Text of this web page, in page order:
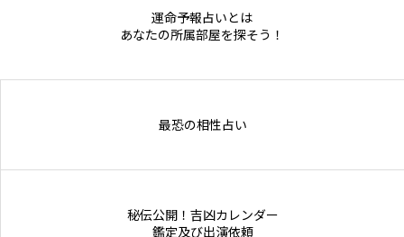
運命予報占いとは
あなたの所属部屋を探そう！
最恐の相性占い
秘伝公開！吉凶カレンダー
鑑定及び出演依頼